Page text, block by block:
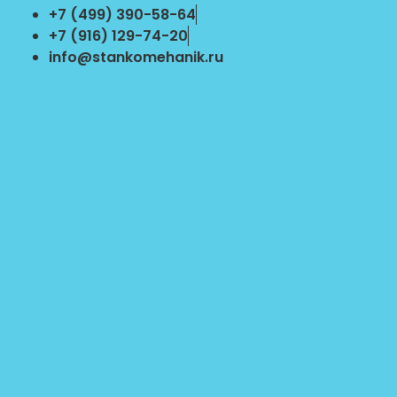
Перейти
содержимому
+7 (499) 390-58-64
+7 (916) 129-74-20
info@stankomehanik.ru